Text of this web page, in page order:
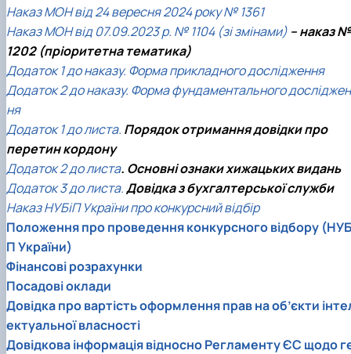
Наказ МОН від 24 вересня 2024 року № 1361
Наказ МОН від 07.09.2023 р. № 1104 (зі змінами) – наказ №
1202 (пріоритетна тематика)
Додаток 1 до наказу. Форма прикладного дослідження
Додаток 2 до наказу. Форма фундаментального досліджен
ня
Додаток 1 до листа. Порядок отримання довідки про
перетин кордону
Додаток 2 до листа. Ocновні ознаки хижацьких видань
Додаток 3 до листа.Довідка з бухгалтерської служби
Наказ НУБіП України про конкурсний відбір
Положення про проведення конкурсного відбору
П України)
Фінансові розрахунки
Посадові оклади
Довідка про вартість оформлення прав на об’єкти
ектуальної власності
Довідкова інформація відносно Регламенту ЄС щодо